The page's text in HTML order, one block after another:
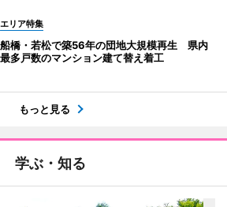
エリア特集
船橋・若松で築56年の団地大規模再生 県内
最多戸数のマンション建て替え着工
もっと見る
学ぶ・知る